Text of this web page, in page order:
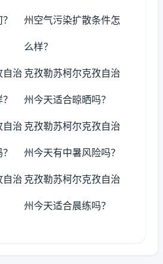
州空气污染扩散条件怎
么样？
自治 克孜勒苏柯尔克孜自治
州今天适合晾晒吗？
自治 克孜勒苏柯尔克孜自治
州今天有中暑风险吗？
自治 克孜勒苏柯尔克孜自治
州今天适合晨练吗？